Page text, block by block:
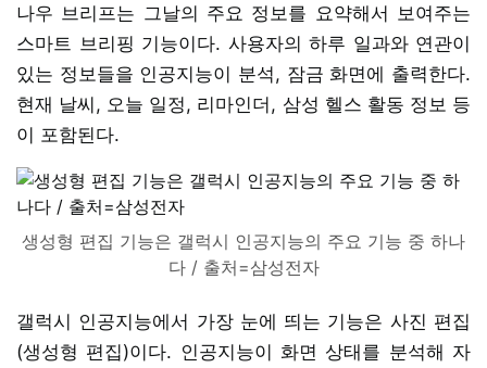
나우 브리프는 그날의 주요 정보를 요약해서 보여주는
스마트 브리핑 기능이다. 사용자의 하루 일과와 연관이
있는 정보들을 인공지능이 분석, 잠금 화면에 출력한다.
현재 날씨, 오늘 일정, 리마인더, 삼성 헬스 활동 정보 등
이 포함된다.
생성형 편집 기능은 갤럭시 인공지능의 주요 기능 중 하나
다 / 출처=삼성전자
갤럭시 인공지능에서 가장 눈에 띄는 기능은 사진 편집
(생성형 편집)이다. 인공지능이 화면 상태를 분석해 자